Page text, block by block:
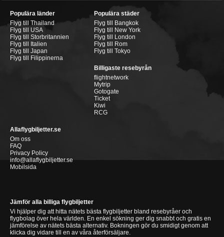
Populära länder
Flyg till Thailand
Flyg till USA
Flyg till Storbritannien
Flyg till Italien
Flyg till Japan
Flyg till Filippinerna
Populära städer
Flyg till Bangkok
Flyg till New York
Flyg till London
Flyg till Rom
Flyg till Tokyo
Billigaste resebyrån
flightnetwork
Mytrip
Gotogate
Ticket
Kiwi
RCG
Allaflygbiljetter.se
Om oss
FAQ
Privacy Policy
info@allaflygbiljetter.se
Mobilsida
Jämför alla billiga flygbiljetter
Vi hjälper dig att hitta nätets bästa flygbiljetter bland resebyråer och
flygbolag över hela världen. En enkel sökning ger dig snabbt och gratis en
jämförelse av nätets bästa alternativ. Bokningen gör du smidigt genom att
klicka dig vidare till en av våra återförsäljare.